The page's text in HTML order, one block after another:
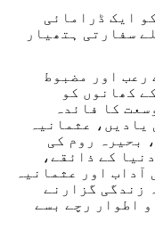
ایک ڈرامائی
سفارتی ہتھیار
رعب اور مضبوط
کھانوں کو
کا فائدہ
یادیں، عثمانیہ
بحیرہ روم کی
کے ذائقے،
آداب اور عثمانیہ
زندگی گزارنے
اطوار رچے بسے